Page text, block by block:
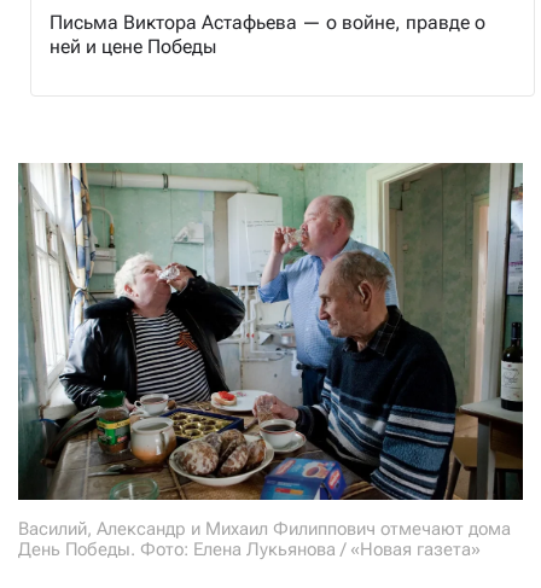
Письма Виктора Астафьева — о войне, правде о
ней и цене Победы
Василий, Александр и Михаил Филиппович отмечают дома
День Победы. Фото: Елена Лукьянова / «Новая газета»